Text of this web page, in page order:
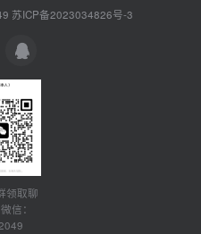
苏ICP备2023034826号-3
领取聊
信：